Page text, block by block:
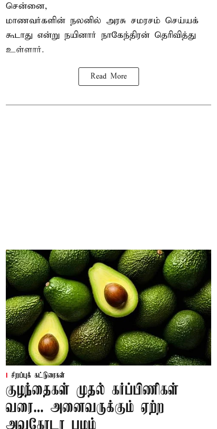
சென்னை,
மாணவர்களின் நலனில் அரசு சமரசம் செய்யக்
கூடாது என்று நயினார் நாகேந்திரன் தெரிவித்து
உள்ளார்.
Read More
சிறப்புக் கட்டுரைகள்
குழந்தைகள் முதல் கர்ப்பிணிகள்
வரை... அனைவருக்கும் ஏற்ற
அவகோடா பழம்